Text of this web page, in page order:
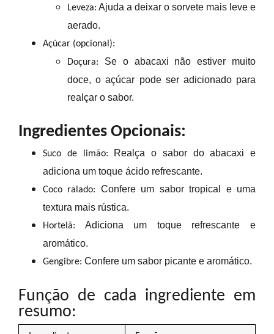
Leveza: Ajuda a deixar o sorvete mais leve e
aerado.
Açúcar (opcional):
Doçura: Se o abacaxi não estiver muito
doce,o açúcar pode ser adicionado para
realçar o sabor.
Ingredientes Opcionais:
Suco de limão: Realça o sabordo abacaxi e
adiciona um toque ácido refrescante.
Coco ralado: Confere um sabor tropical e uma
textura mais rústica.
Hortelã: Adiciona um toque refrescante e
aromático.
Gengibre: Confere um sabor picante e aromático.
Função de cada ingrediente em
resumo: